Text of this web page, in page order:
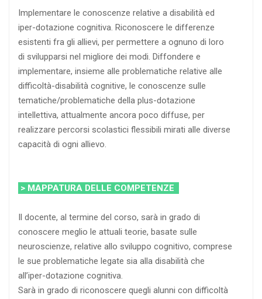
Implementare le conoscenze relative a disabilità ed
iper-dotazione cognitiva. Riconoscere le differenze
esistenti fra gli allievi, per permettere a ognuno di loro
di svilupparsi nel migliore dei modi. Diffondere e
implementare, insieme alle problematiche relative alle
difficoltà-disabilità cognitive, le conoscenze sulle
tematiche/problematiche della plus-dotazione
intellettiva, attualmente ancora poco diffuse, per
realizzare percorsi scolastici flessibili mirati alle diverse
capacità di ogni allievo.
> MAPPATURA DELLE COMPETENZE
Il docente, al termine del corso, sarà in grado di
conoscere meglio le attuali teorie, basate sulle
neuroscienze, relative allo sviluppo cognitivo, comprese
le sue problematiche legate sia alla disabilità che
all’iper-dotazione cognitiva.
Sarà in grado di riconoscere quegli alunni con difficoltà